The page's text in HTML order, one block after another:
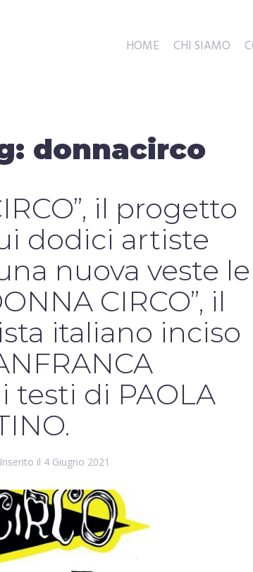
HOME CHI SIAMO
donnacirco
il progetto
dodici artiste
nuova veste le
CIRCO”, il
italiano inciso
testi di PAOLA
Inserito il 4 Giugno 2021